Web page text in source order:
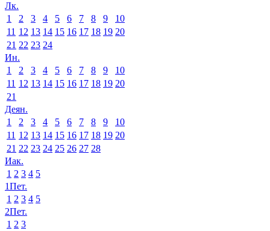
Лк.
1
2 3 4 5 6 7 8 9
10
11 12 13 14 15 16 17 18 19 20
21 22 23 24
Ин.
1
2 3 4 5 6 7 8 9
10
11 12 13 14 15 16 17 18 19 20
21
Деян.
1
2 3 4 5 6 7 8 9
10
11 12 13 14 15 16 17 18 19 20
21 22 23 24 25 26 27 28
Иак.
1 2 3 4 5
1Пет.
1 2 3 4 5
2Пет.
1 2 3